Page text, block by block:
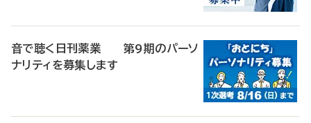
音で聴く日刊薬業 第9期のパーソ
ナリティを募集します